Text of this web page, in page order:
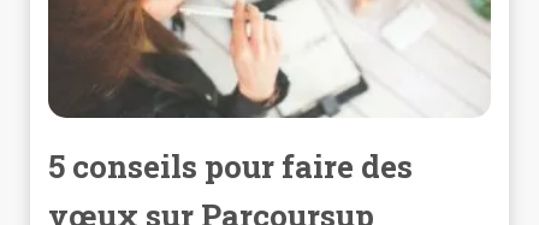
5 conseils pour faire des
vœux sur Parcoursup